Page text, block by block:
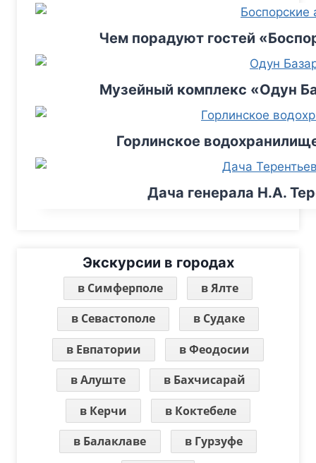
Чем порадуют гостей
Музейный комплекс «Одун
Горлинское
Дача генерала Н.А.
Экскурсии в городах
в Симферполе
в Ялте
в Севастополе
в Судаке
в Евпатории
в Феодосии
в Алуште
в Бахчисарай
в Керчи
в Коктебеле
в Балаклаве
в Гурзуфе